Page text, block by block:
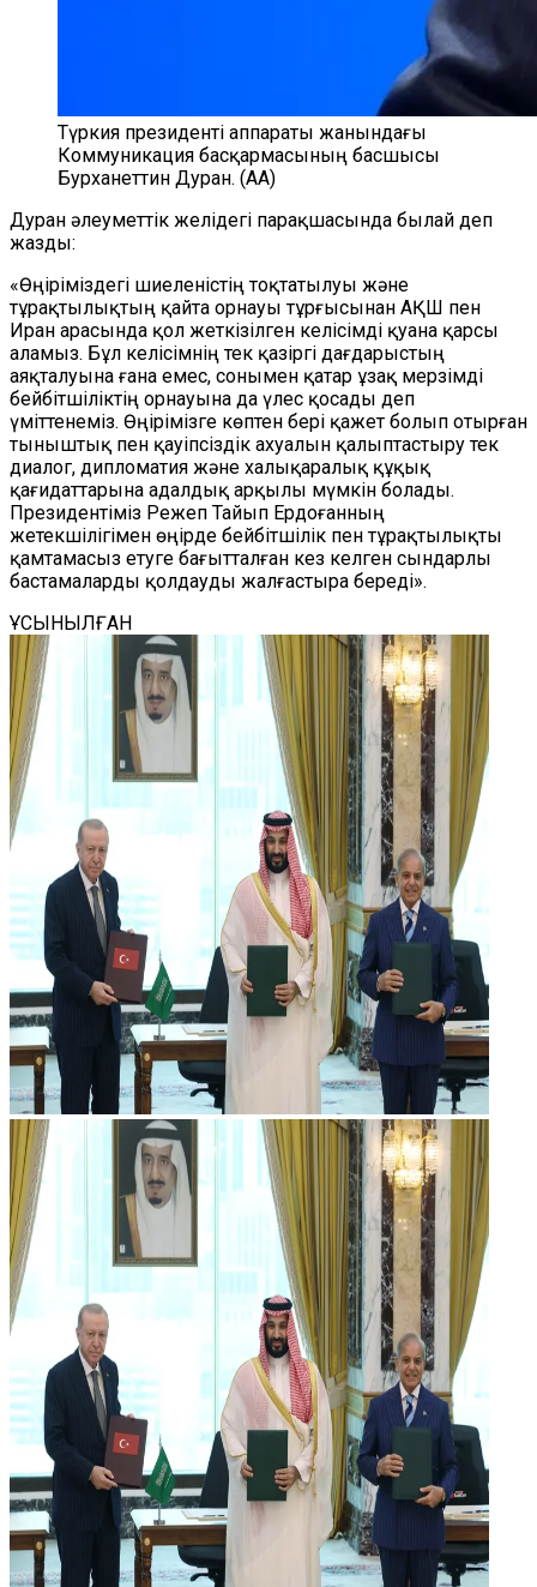
Түркия президенті аппараты жанындағы
Коммуникация басқармасының басшысы
Бурханеттин Дуран. (АА)
Дуран әлеуметтік желідегі парақшасында былай деп
жазды:
«Өңіріміздегі шиеленістің тоқтатылуы және
тұрақтылықтың қайта орнауы тұрғысынан АҚШ пен
Иран арасында қол жеткізілген келісімді қуана қарсы
аламыз. Бұл келісімнің тек қазіргі дағдарыстың
аяқталуына ғана емес, сонымен қатар ұзақ мерзімді
бейбітшіліктің орнауына да үлес қосады деп
үміттенеміз. Өңірімізге көптен бері қажет болып отырған
тыныштық пен қауіпсіздік ахуалын қалыптастыру тек
диалог, дипломатия және халықаралық құқық
қағидаттарына адалдық арқылы мүмкін болады.
Президентіміз Режеп Тайып Ердоғанның
жетекшілігімен өңірде бейбітшілік пен тұрақтылықты
қамтамасыз етуге бағытталған кез келген сындарлы
бастамаларды қолдауды жалғастыра береді».
ҰСЫНЫЛҒАН